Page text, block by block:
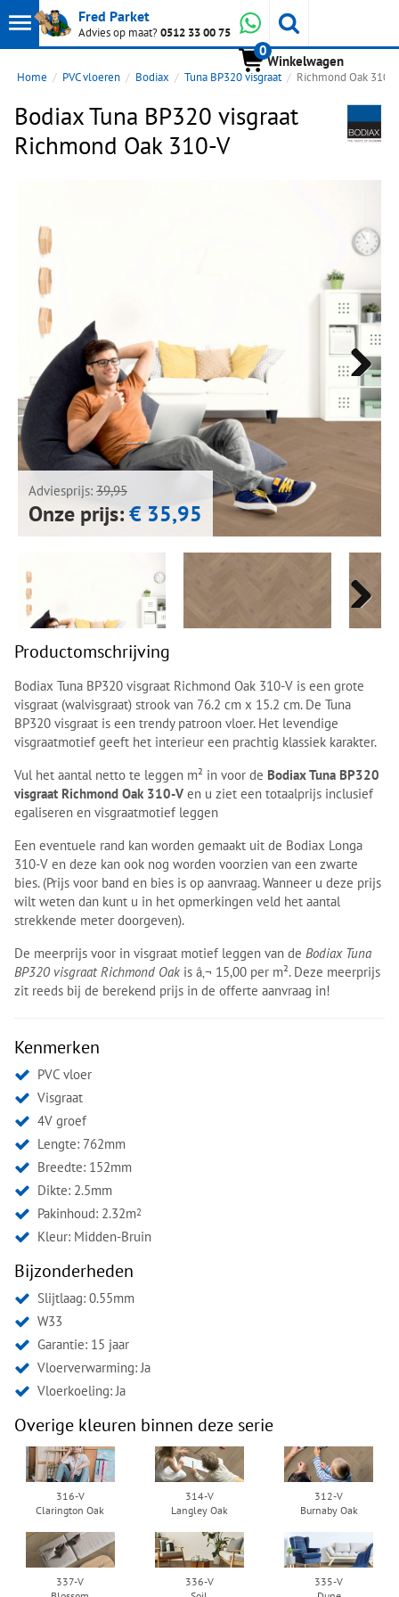
Toon
hoofdmenu
Fred Parket
Advies op maat?0512 33 00 75 Whatsapp
0
Winkelwagen
Home PVC vloeren Bodiax Tuna BP320 visgraat Richmond Oak 310-V
Bodiax Tuna BP320 visgraat
Richmond Oak 310-V
Adviesprijs: 39,95
Onze prijs:€ 35,95
Next
Next
Next
Next
Productomschrijving
Bodiax Tuna BP320 visgraat Richmond Oak 310-V is een grote
visgraat (walvisgraat) strook van 76.2 cm x 15.2 cm. De Tuna
BP320 visgraat is een trendy patroon vloer. Het levendige
visgraatmotief geeft het interieur een prachtig klassiek karakter.
Vul het aantal netto te leggen m² in voor de Bodiax Tuna BP320
visgraat Richmond Oak 310-V en u ziet een totaalprijs inclusief
egaliseren en visgraatmotief leggen
Een eventuele rand kan worden gemaakt uit de Bodiax Longa
310-V en deze kan ook nog worden voorzien van een zwarte
bies. (Prijs voor band en bies is op aanvraag. Wanneer u deze prijs
wilt weten dan kunt u in het opmerkingen veld het aantal
strekkende meter doorgeven).
De meerprijs voor in visgraat motief leggen van de Bodiax Tuna
BP320 visgraat Richmond Oak is â‚¬ 15,00 per m². Deze meerprijs
zit reeds bij de berekend prijs in de offerte aanvraag in!
Kenmerken
PVC vloer
Visgraat
4V groef
Lengte: 762mm
Breedte: 152mm
Dikte: 2.5mm
Pakinhoud: 2.32m2
Kleur: Midden-Bruin
Bijzonderheden
Slijtlaag: 0.55mm
W33
Garantie: 15 jaar
Vloerverwarming: Ja
Vloerkoeling: Ja
Overige kleuren binnen deze serie
316-V
Clarington Oak
314-V
Langley Oak
312-V
Burnaby Oak
337-V
336-V
335-V